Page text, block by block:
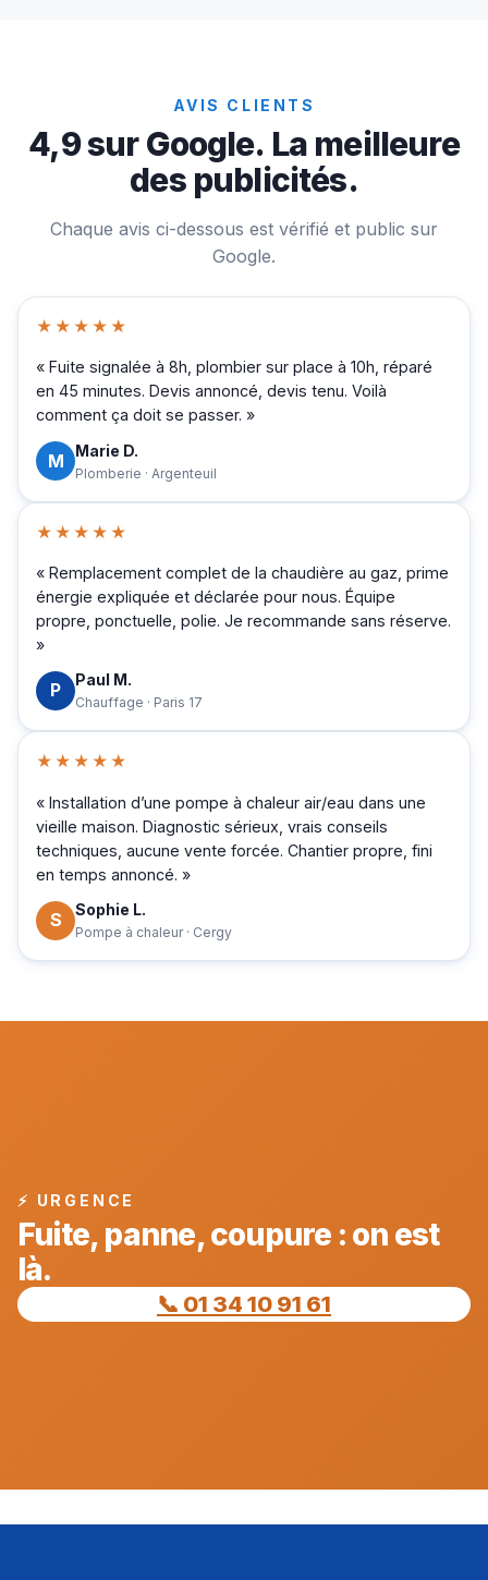
AVIS CLIENTS
4,9 sur Google. La meilleure
des publicités.
Chaque avis ci-dessous est vérifié et public sur
Google.
★★★★★
« Fuite signalée à 8h, plombier sur place à 10h, réparé
en 45 minutes. Devis annoncé, devis tenu. Voilà
comment ça doit se passer. »
M Marie D.
Plomberie · Argenteuil
★★★★★
« Remplacement complet de la chaudière au gaz, prime
énergie expliquée et déclarée pour nous. Équipe
propre, ponctuelle, polie. Je recommande sans réserve.
»
P Paul M.
Chauffage · Paris 17
★★★★★
« Installation d’une pompe à chaleur air/eau dans une
vieille maison. Diagnostic sérieux, vrais conseils
techniques, aucune vente forcée. Chantier propre, fini
en temps annoncé. »
S Sophie L.
Pompe à chaleur · Cergy
⚡ URGENCE
Fuite, panne, coupure : on est
là.
📞 01 34 10 91 61